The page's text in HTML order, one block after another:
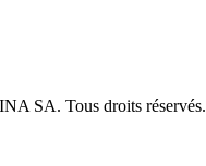
SA. Tous droits réservés.